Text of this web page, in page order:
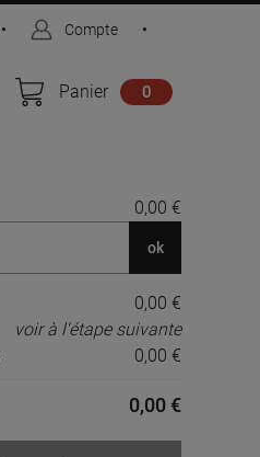
Panier 0
• Compte •
0,00 €
ok
0,00 €
voir à l'étape suivante
0,00 €
0,00 €